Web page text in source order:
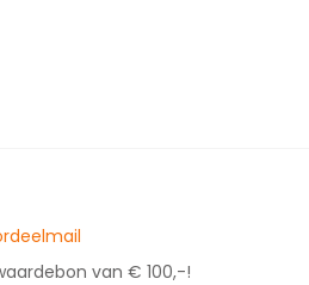
van € 100,-!